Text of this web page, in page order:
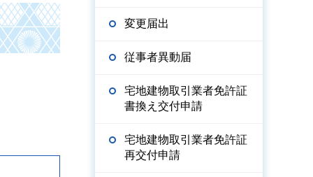
変更届出
従事者異動届
宅地建物取引業者免許証
書換え交付申請
宅地建物取引業者免許証
再交付申請